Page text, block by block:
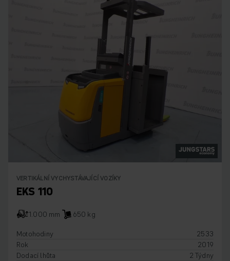
VERTIKÁLNÍ VYCHYSTÁVAJÍCÍ VOZÍKY
EKS 110
1.000 mm
650 kg
Motohodiny
2533
Rok
2019
Dodací lhůta
2 Týdny